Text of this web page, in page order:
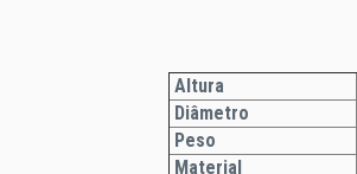
Altura
Diâmetro
Peso
Material